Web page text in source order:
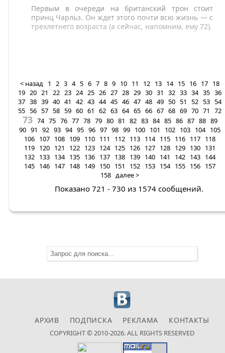
Первым в очереди на британский трон стоит
принц Чарльз. Он ждет этого почти всю жизнь — с
трехлетнего возраста (а сейчас, напомним, ему 72).
< назад 1 2 3 4 5 6 7 8 9 10 11 12 13 14 15 16 17 18
19 20 21 22 23 24 25 26 27 28 29 30 31 32 33 34 35 36
37 38 39 40 41 42 43 44 45 46 47 48 49 50 51 52 53 54
55 56 57 58 59 60 61 62 63 64 65 66 67 68 69 70 71 72
73 74 75 76 77 78 79 80 81 82 83 84 85 86 87 88 89
90 91 92 93 94 95 96 97 98 99 100 101 102 103 104 105
106 107 108 109 110 111 112 113 114 115 116 117 118
119 120 121 122 123 124 125 126 127 128 129 130 131
132 133 134 135 136 137 138 139 140 141 142 143 144
145 146 147 148 149 150 151 152 153 154 155 156 157
158 далее >
Показано 721 - 730 из 1574 сообщений.
АРХИВ ПОДПИСКА РЕКЛАМА КОНТАКТЫ
COPYRIGHT © 2010-2026. ALL RIGHTS RESERVED